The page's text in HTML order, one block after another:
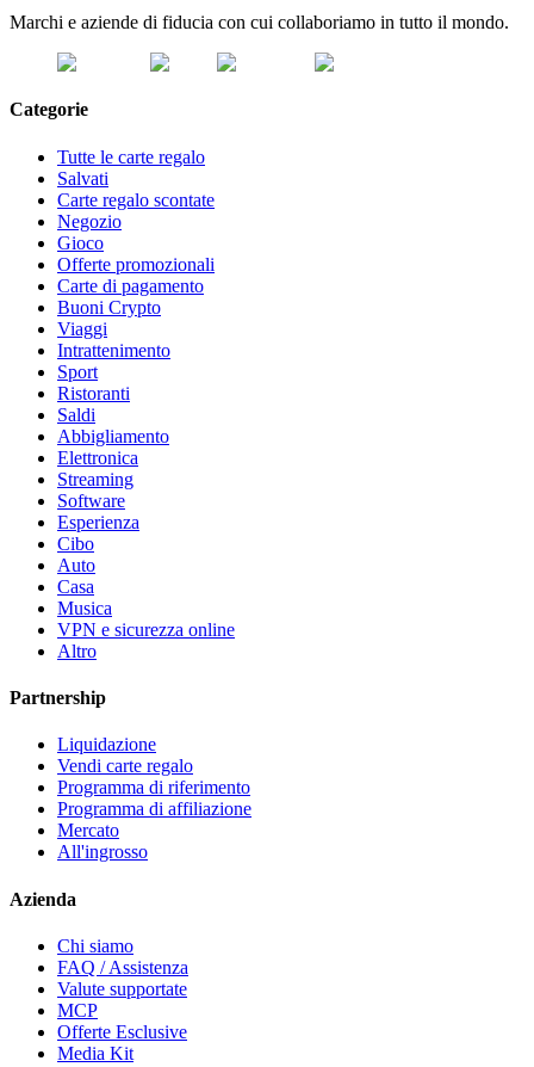
Marchi e aziende di fiducia con cui collaboriamo in tutto il mondo.
Categorie
Tutte le carte regalo
Salvati
Carte regalo scontate
Negozio
Gioco
Offerte promozionali
Carte di pagamento
Buoni Crypto
Viaggi
Intrattenimento
Sport
Ristoranti
Saldi
Abbigliamento
Elettronica
Streaming
Software
Esperienza
Cibo
Auto
Casa
Musica
VPN e sicurezza online
Altro
Partnership
Liquidazione
Vendi carte regalo
Programma di riferimento
Programma di affiliazione
Mercato
All'ingrosso
Azienda
Chi siamo
FAQ / Assistenza
Valute supportate
MCP
Offerte Esclusive
Media Kit